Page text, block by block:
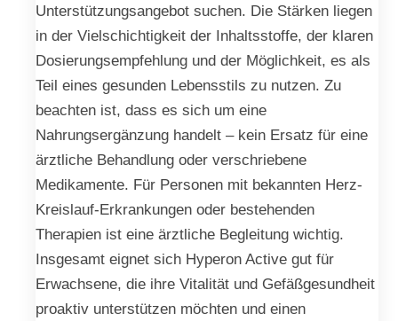
Unterstützungsangebot suchen. Die Stärken liegen
in der Vielschichtigkeit der Inhaltsstoffe, der klaren
Dosierungsempfehlung und der Möglichkeit, es als
Teil eines gesunden Lebensstils zu nutzen. Zu
beachten ist, dass es sich um eine
Nahrungsergänzung handelt – kein Ersatz für eine
ärztliche Behandlung oder verschriebene
Medikamente. Für Personen mit bekannten Herz-
Kreislauf-Erkrankungen oder bestehenden
Therapien ist eine ärztliche Begleitung wichtig.
Insgesamt eignet sich Hyperon Active gut für
Erwachsene, die ihre Vitalität und Gefäßgesundheit
proaktiv unterstützen möchten und einen